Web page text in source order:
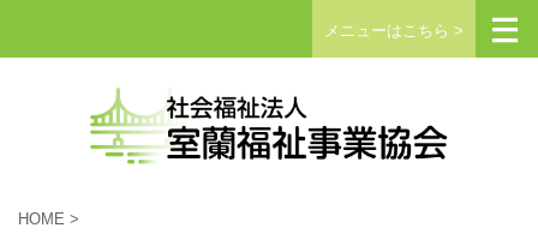
メニューはこちら >
HOME >